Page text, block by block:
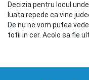
Decizia pentru locul
luata repede ca vine
De nu ne vom putea
totii in cer. Acolo sa fie